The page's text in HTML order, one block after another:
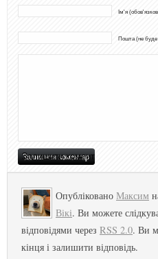
Ім'я
Пошта (не буде
Опубліковано Максим
Вікі. Ви можете
відповідями через RSS 2.0. Ви
кінця і залишити відповідь.